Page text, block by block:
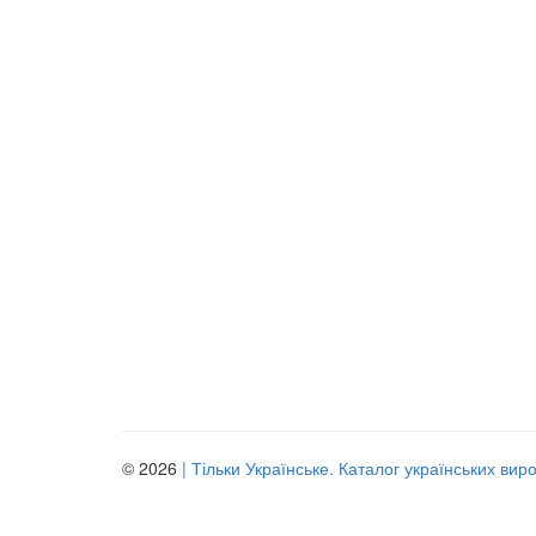
© 2026 | Тільки Українське. Каталог українських